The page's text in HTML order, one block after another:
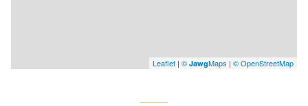
Leaflet | © JawgMaps | © OpenStreetMap